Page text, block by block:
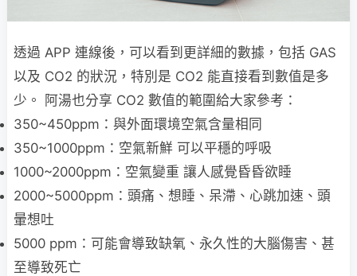
透過 APP 連線後，可以看到更詳細的數據，包括 GAS
以及 CO2 的狀況，特別是 CO2 能直接看到數值是多
少。 阿湯也分享 CO2 數值的範圍給大家參考：
350~450ppm：與外面環境空氣含量相同
350~1000ppm：空氣新鮮 可以平穩的呼吸
1000~2000ppm：空氣變重 讓人感覺昏昏欲睡
2000~5000ppm：頭痛、想睡、呆滯、心跳加速、頭
暈想吐
5000 ppm：可能會導致缺氧、永久性的大腦傷害、甚
至導致死亡